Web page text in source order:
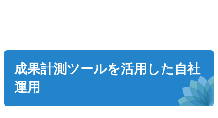
成果計測ツールを活用した自社
運用